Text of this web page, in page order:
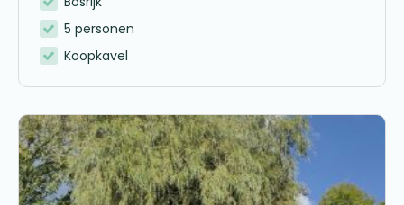
5 personen
Koopkavel